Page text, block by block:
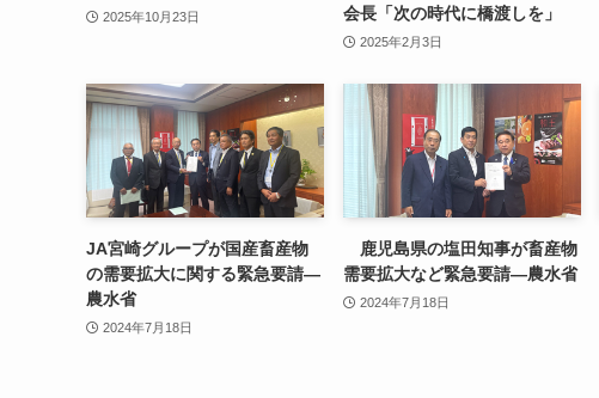
2025年10月23日
会長「次の時代に橋渡しを」
2025年2月3日
JA宮崎グループが国産畜産物
の需要拡大に関する緊急要請—
農水省
2024年7月18日
鹿児島県の塩田知事が畜産物
需要拡大など緊急要請—農水省
2024年7月18日